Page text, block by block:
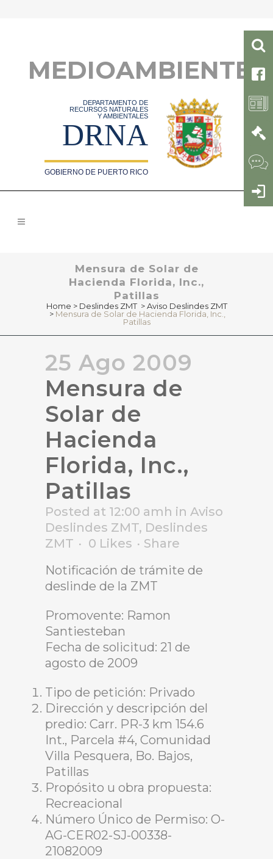
MEDIOAMBIENTE
DEPARTAMENTO DE
RECURSOS NATURALES
Y AMBIENTALES
DRNA
GOBIERNO DE PUERTO RICO
Mensura de Solar de
Hacienda Florida, Inc.,
Patillas
Home > Deslindes ZMT >Aviso Deslindes ZMT
> Mensura de Solar de Hacienda Florida, Inc.,
Patillas
25 Ago 2009
Mensura de
Solar de
Hacienda
Florida, Inc.,
Patillas
Posted at 12:00 amh in Aviso
Deslindes ZMT, Deslindes
ZMT
0 Likes
Share
Notificación de trámite de
deslinde de la ZMT
Promovente: Ramon
Santiesteban
Fecha de solicitud: 21 de
agosto de 2009
Tipo de petición: Privado
Dirección y descripción del
predio: Carr. PR-3 km 154.6
Int., Parcela #4, Comunidad
Villa Pesquera, Bo. Bajos,
Patillas
Propósito u obra propuesta:
Recreacional
Número Único de Permiso: O-
AG-CER02-SJ-00338-
21082009